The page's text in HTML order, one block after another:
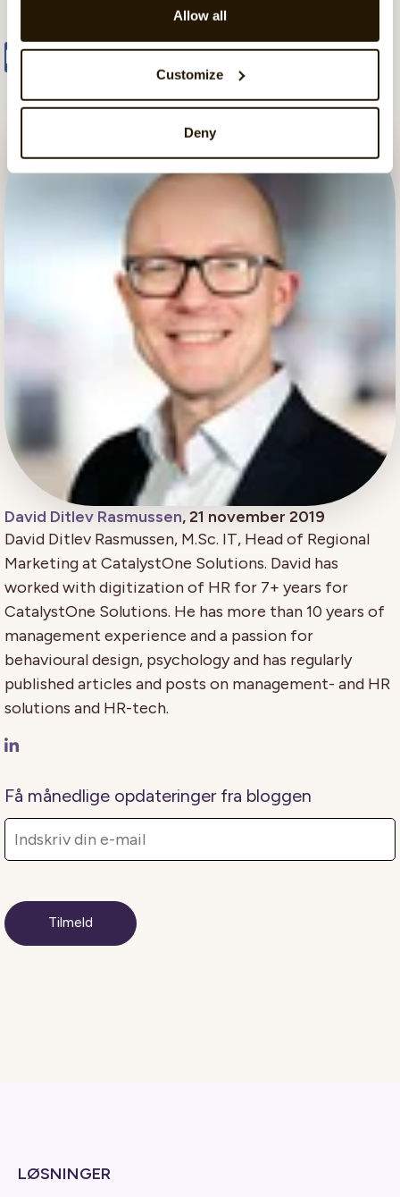
Allow all
Customize
Deny
Share Tweet Share
David Ditlev Rasmussen, 21 november 2019
David Ditlev Rasmussen, M.Sc. IT, Head of Regional
Marketing at CatalystOne Solutions. David has
worked with digitization of HR for 7+ years for
CatalystOne Solutions. He has more than 10 years of
management experience and a passion for
behavioural design, psychology and has regularly
published articles and posts on management- and HR
solutions and HR-tech.
Få månedlige opdateringer fra bloggen
LØSNINGER